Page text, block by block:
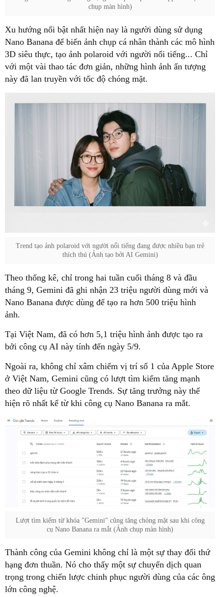
chụp màn hình)
Xu hướng nổi bật nhất hiện nay là người dùng sử dụng
Nano Banana để biến ảnh chụp cá nhân thành các mô hình
3D siêu thực, tạo ảnh polaroid với người nổi tiếng... Chỉ
với một vài thao tác đơn giản, những hình ảnh ấn tượng
này đã lan truyền với tốc độ chóng mặt.
Trend tạo ảnh polaroid với người nổi tiếng đang được nhiều bạn trẻ
thích thú (Ảnh tạo bởi AI Gemini)
Theo thống kê, chỉ trong hai tuần cuối tháng 8 và đầu
tháng 9, Gemini đã ghi nhận 23 triệu người dùng mới và
Nano Banana được dùng để tạo ra hơn 500 triệu hình
ảnh.
Tại Việt Nam, đã có hơn 5,1 triệu hình ảnh được tạo ra
bởi công cụ AI này tính đến ngày 5/9.
Ngoài ra, không chỉ xâm chiếm vị trí số 1 của Apple Store
ở Việt Nam, Gemini cũng có lượt tìm kiếm tăng mạnh
theo dữ liệu từ Google Trends. Sự tăng trưởng này thể
hiện rõ nhất kể từ khi công cụ Nano Banana ra mắt.
Lượt tìm kiếm từ khóa "Gemini" cũng tăng chóng mặt sau khi công
cụ Nano Banana ra mắt (Ảnh chụp màn hình)
Thành công của Gemini không chỉ là một sự thay đổi thứ
hạng đơn thuần. Nó cho thấy một sự chuyển dịch quan
trọng trong chiến lược chinh phục người dùng của các ông
lớn công nghệ.